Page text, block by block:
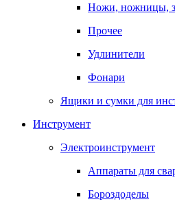
Ножи, ножницы,
Прочее
Удлинители
Фонари
Ящики и сумки для
Инструмент
Электроинструмент
Аппараты для
Бороздоделы